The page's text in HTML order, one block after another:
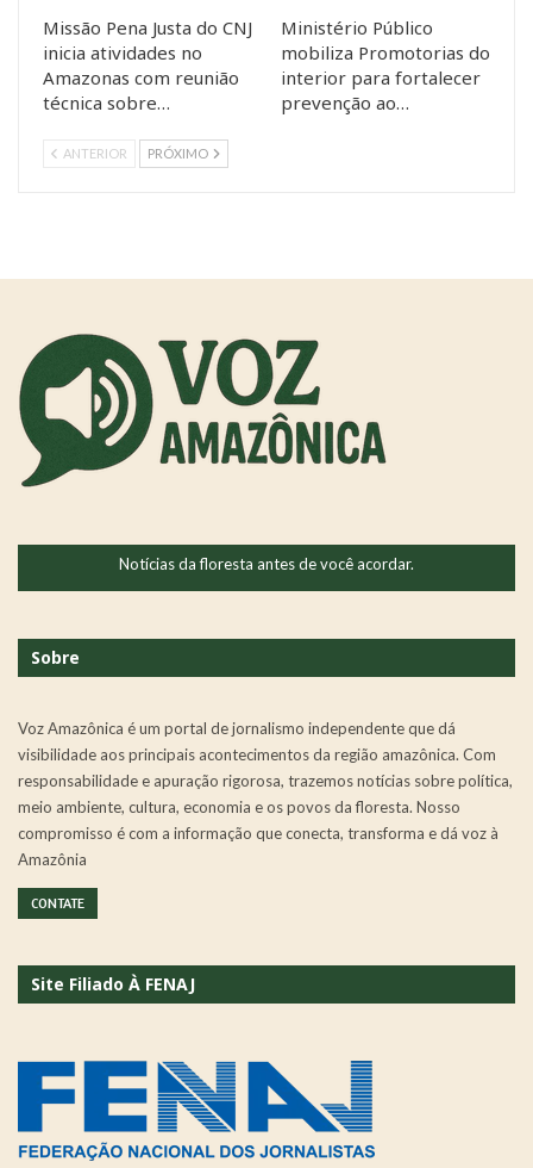
Missão Pena Justa do CNJ
inicia atividades no
Amazonas com reunião
técnica sobre…
Ministério Público
mobiliza Promotorias do
interior para fortalecer
prevenção ao…
ANTERIOR PRÓXIMO
Notícias da floresta antes de você acordar.
Sobre
Voz Amazônica é um portal de jornalismo independente que dá
visibilidade aos principais acontecimentos da região amazônica. Com
responsabilidade e apuração rigorosa, trazemos notícias sobre política,
meio ambiente, cultura, economia e os povos da floresta. Nosso
compromisso é com a informação que conecta, transforma e dá voz à
Amazônia
CONTATE
Site Filiado À FENAJ